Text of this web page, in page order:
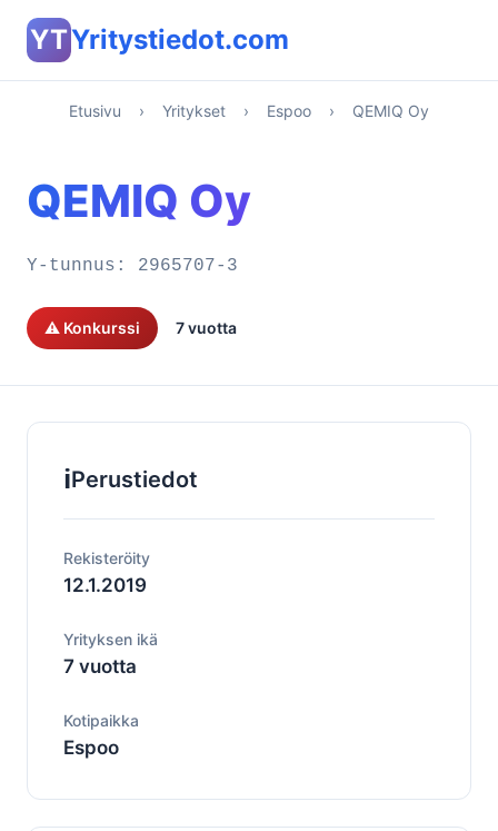
YTYritystiedot.com
Etusivu › Yritykset › Espoo › QEMIQ Oy
QEMIQ Oy
Y-tunnus: 2965707-3
⚠️ Konkurssi 7 vuotta
ℹ️Perustiedot
Rekisteröity
12.1.2019
Yrityksen ikä
7 vuotta
Kotipaikka
Espoo